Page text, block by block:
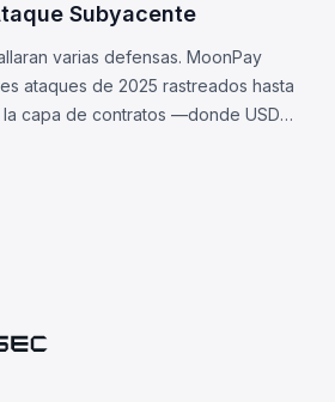
Subyacente
varias defensas. MoonPay
ataques de 2025 rastreados hasta
capa de contratos —donde USDC